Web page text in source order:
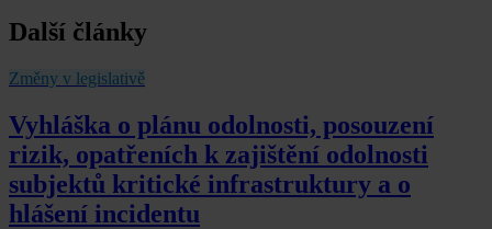
Další články
Změny v legislativě
Vyhláška o plánu odolnosti, posouzení
rizik, opatřeních k zajištění odolnosti
subjektů kritické infrastruktury a o
hlášení incidentu